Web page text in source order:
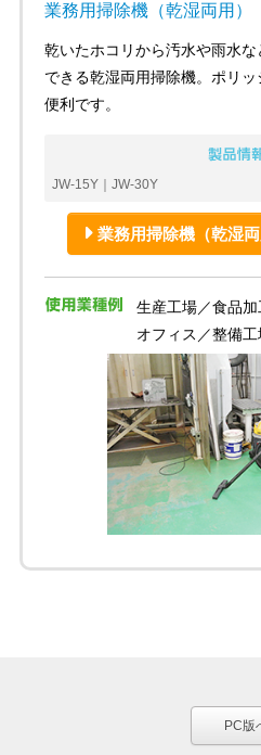
業務用掃除機（乾湿両用）
乾いたホコリから汚水や雨水
できる乾湿両用掃除機。ポリ
便利です。
JW-15Y｜JW-30Y
業務用掃除機（乾湿
生産工場／食品
オフィス／整備
PC版